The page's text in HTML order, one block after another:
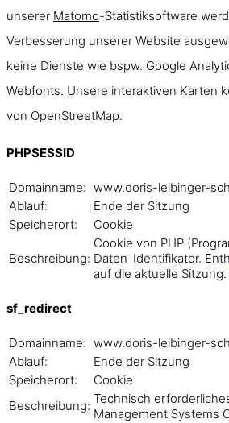
unserer Matomo-Statistiksoftware
Verbesserung unserer Website
keine Dienste wie bspw. Google
Webfonts. Unsere interaktiven Karten
von OpenStreetMap.
PHPSESSID
Domainname: www.doris-leibinger-
Ablauf:
Ende der Sitzung
Speicherort:
Cookie
Beschreibung:
Cookie von PHP
Daten-Identifikator.
auf die aktuelle Sitzung.
sf_redirect
Domainname: www.doris-leibinger-
Ablauf:
Ende der Sitzung
Speicherort:
Cookie
Beschreibung: Technisch
Management Systems